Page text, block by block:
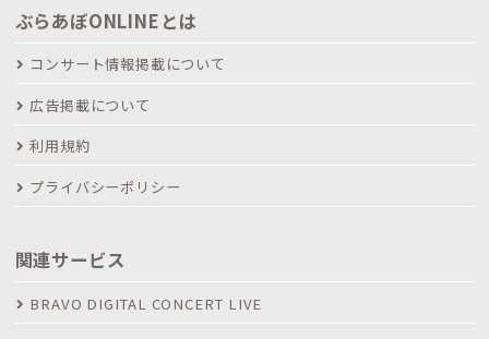
ぶらあぼONLINEとは
コンサート情報掲載について
広告掲載について
利用規約
プライバシーポリシー
関連サービス
BRAVO DIGITAL CONCERT LIVE